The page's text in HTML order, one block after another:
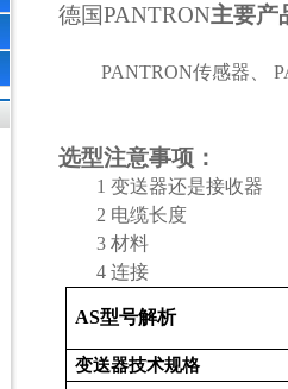
德国PANTRON主要产
PANTRON传感器、
选型注意事项：
1 变送器还是接收器
2 电缆长度
3 材料
4 连接
AS型号解析
变送器技术规格